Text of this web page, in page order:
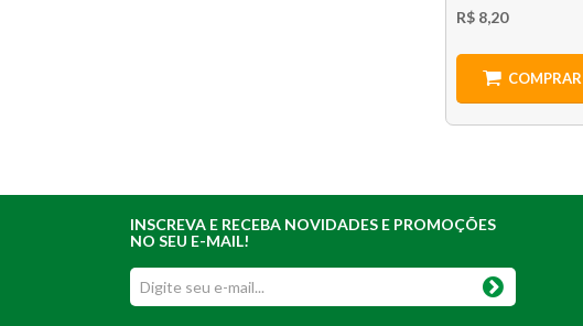
R$ 8,20
COMPRAR
INSCREVA E RECEBA NOVIDADES E PROMOÇÕES
NO SEU E-MAIL!